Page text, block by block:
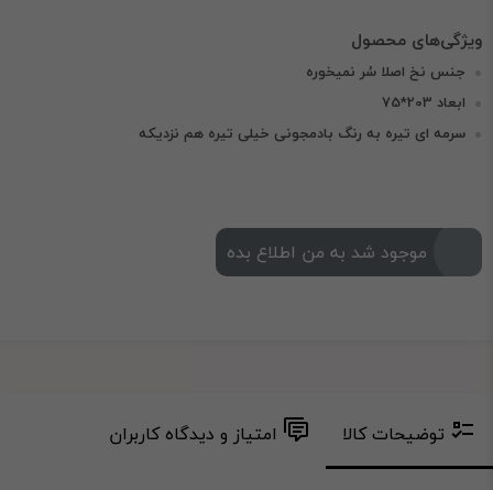
جنس نخ اصلا سُر نمیخوره
ابعاد 203*75
سرمه ای تیره به رنگ بادمجونی خیلی تیره هم نزدیکه
موجود شد به من اطلاع بده
توضیحات کالا امتیاز و دیدگاه کاربران